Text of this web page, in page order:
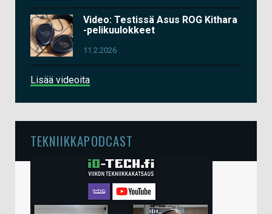
Video: Testissä Asus ROG Kithara
-pelikuulokkeet
11.2.2026
Lisää videoita
TEKNIIKKAPODCAST